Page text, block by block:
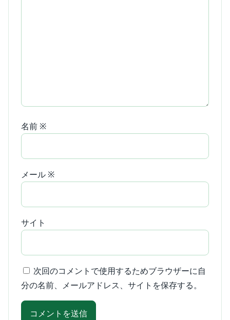
名前 ※
メール ※
サイト
次回のコメントで使用するためブラウザーに自
分の名前、メールアドレス、サイトを保存する。